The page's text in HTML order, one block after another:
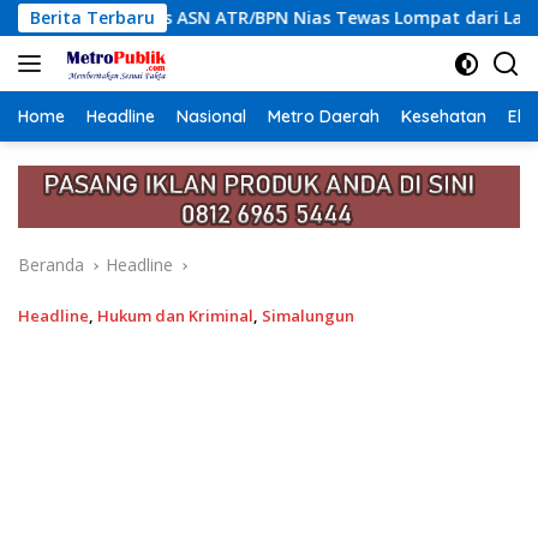
Langsung
ke
konten
Berita Terbaru
BPN Nias Tewas Lompat dari Lantai 12 Apartemen,
Home Headline Nasional Metro Daerah Kesehatan
Beranda Headline
Headline, Hukum dan Kriminal, Simalungun